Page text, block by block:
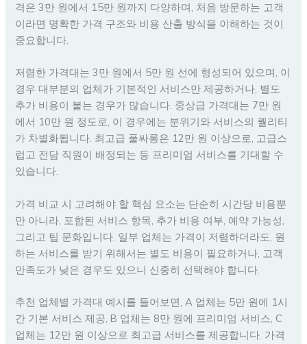
격은 3만 원에서 15만 원까지 다양하며, 처음 방문하는 고객
이라면 명확한 가격 구조와 비용 산출 방식을 이해하는 것이
중요합니다.
저렴한 가격대는 3만 원에서 5만 원 선에 형성되어 있으며, 이
경우 대부분의 업체가 기본적인 서비스만 제공하거나, 별도
추가 비용이 붙는 경우가 많습니다. 중상급 가격대는 7만 원
에서 10만 원 정도로, 이 경우에는 분위기와 서비스의 퀄리티
가 차별화됩니다. 최고급 풀싸롱은 12만 원 이상으로, 고급스
럽고 전담 직원이 배정되는 등 프리미엄 서비스를 기대할 수
있습니다.
가격 비교 시 고려해야 할 핵심 요소는 단순히 시간당 비용뿐
만 아니라, 포함된 서비스 항목, 추가 비용 여부, 예약 가능성,
그리고 팁 문화입니다. 일부 업체는 가격이 저렴하더라도, 원
하는 서비스를 받기 위해서는 별도 비용이 필요하거나, 고객
만족도가 낮은 경우도 있으니 신중히 선택해야 합니다.
추천 업체별 가격대 예시를 들어보면, A 업체는 5만 원에 1시
간 기본 서비스 제공, B 업체는 8만 원에 프리미엄 서비스, C
업체는 12만 원 이상으로 최고급 서비스를 제공합니다. 가격